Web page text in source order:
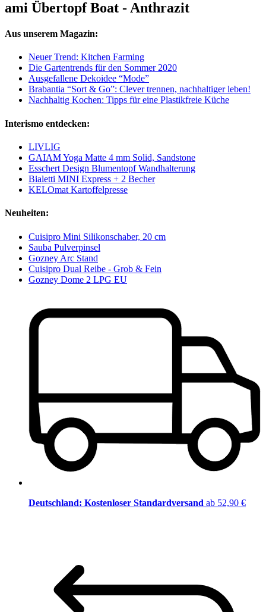
ami Übertopf Boat - Anthrazit
Aus unserem Magazin:
Neuer Trend: Kitchen Farming
Die Gartentrends für den Sommer 2020
Ausgefallene Dekoidee “Mode”
Brabantia “Sort & Go”: Clever trennen, nachhaltiger leben!
Nachhaltig Kochen: Tipps für eine Plastikfreie Küche
Interismo entdecken:
LIVLIG
GAIAM Yoga Matte 4 mm Solid, Sandstone
Esschert Design Blumentopf Wandhalterung
Bialetti MINI Express + 2 Becher
KELOmat Kartoffelpresse
Neuheiten:
Cuisipro Mini Silikonschaber, 20 cm
Sauba Pulverpinsel
Gozney Arc Stand
Cuisipro Dual Reibe - Grob & Fein
Gozney Dome 2 LPG EU
Deutschland: Kostenloser Standardversand ab 52,90 €